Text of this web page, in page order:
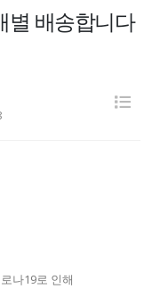
별 배송합니다
나19로 인해